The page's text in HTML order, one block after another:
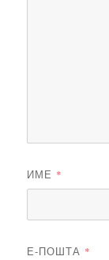
ИМЕ *
Е-ПОШТА *